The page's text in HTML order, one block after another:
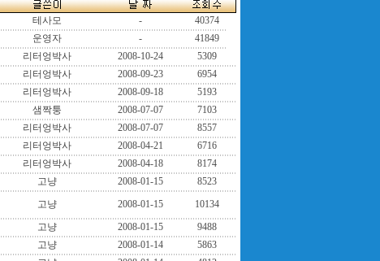
테사모 -
40374
운영자 -
41849
리터엉박사 2008-10-24
5309
리터엉박사 2008-09-23
6954
리터엉박사 2008-09-18
5193
샘짝퉁 2008-07-07
7103
리터엉박사 2008-07-07
8557
리터엉박사 2008-04-21
6716
리터엉박사 2008-04-18
8174
고냥 2008-01-15
8523
고냥 2008-01-15
10134
고냥 2008-01-15
9488
고냥 2008-01-14
5863